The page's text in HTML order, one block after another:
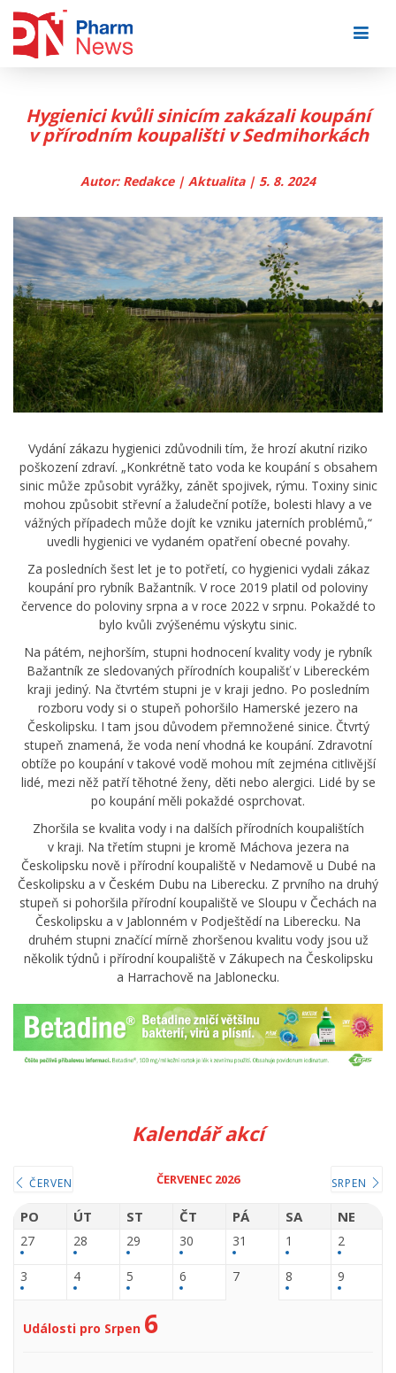
Hygienici kvůli sinicím zakázali koupání
v přírodním koupališti v Sedmihorkách
Autor: Redakce | Aktualita | 5. 8. 2024
Vydání zákazu hygienici zdůvodnili tím, že hrozí akutní riziko
poškození zdraví. „Konkrétně tato voda ke koupání s obsahem
sinic může způsobit vyrážky, zánět spojivek, rýmu. Toxiny sinic
mohou způsobit střevní a žaludeční potíže, bolesti hlavy a ve
vážných případech může dojít ke vzniku jaterních problémů,“
uvedli hygienici ve vydaném opatření obecné povahy.
Za posledních šest let je to potřetí, co hygienici vydali zákaz
koupání pro rybník Bažantník. V roce 2019 platil od poloviny
července do poloviny srpna a v roce 2022 v srpnu. Pokaždé to
bylo kvůli zvýšenému výskytu sinic.
Na pátém, nejhorším, stupni hodnocení kvality vody je rybník
Bažantník ze sledovaných přírodních koupališť v Libereckém
kraji jediný. Na čtvrtém stupni je v kraji jedno. Po posledním
rozboru vody si o stupeň pohoršilo Hamerské jezero na
Českolipsku. I tam jsou důvodem přemnožené sinice. Čtvrtý
stupeň znamená, že voda není vhodná ke koupání. Zdravotní
obtíže po koupání v takové vodě mohou mít zejména citlivější
lidé, mezi něž patří těhotné ženy, děti nebo alergici. Lidé by se
po koupání měli pokaždé osprchovat.
Zhoršila se kvalita vody i na dalších přírodních koupalištích
v kraji. Na třetím stupni je kromě Máchova jezera na
Českolipsku nově i přírodní koupaliště v Nedamově u Dubé na
Českolipsku a v Českém Dubu na Liberecku. Z prvního na druhý
stupeň si pohoršila přírodní koupaliště ve Sloupu v Čechách na
Českolipsku a v Jablonném v Podještědí na Liberecku. Na
druhém stupni značící mírně zhoršenou kvalitu vody jsou už
několik týdnů i přírodní koupaliště v Zákupech na Českolipsku
a Harrachově na Jablonecku.
Kalendář akcí
ČERVEN ČERVENEC 2026 SRPEN
PO ÚT ST ČT PÁ SA NE
27 28 29 30 31 1 2
3 4 5 6 7 8 9
Události pro Srpen 6